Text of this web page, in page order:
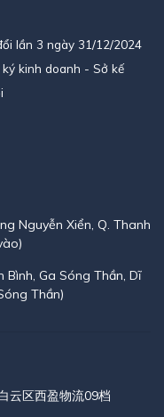
lần 3 ngày 31/12/2024
kinh doanh - Sở kế
Nguyễn Xiển, Q. Thanh
Bình, Ga Sóng Thần, Dĩ
Thần)
云区西盈物流09档